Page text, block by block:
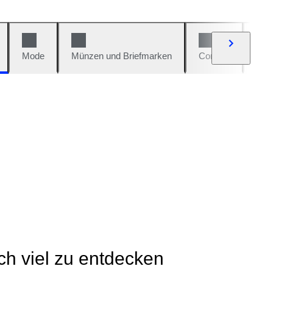
Mode Münzen und Briefmarken Comics
viel zu entdecken